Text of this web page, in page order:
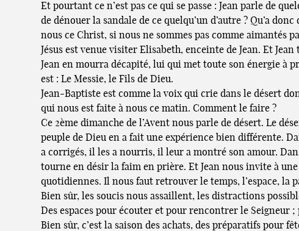
Et pourtant ce n’est pas ce qui se passe : Jean parle de
de dénouer la sandale de ce quelqu’un d’autre ? Qu’a
nous ce Christ, si nous ne sommes pas comme aimantés
Jésus est venue visiter Elisabeth, enceinte de Jean. Et
Jean en mourra décapité, lui qui met toute son énergie à
est : Le Messie, le Fils de Dieu.
Jean-Baptiste est comme la voix qui crie dans le désert
qui nous est faite à nous ce matin. Comment le faire ?
Ce 2ème dimanche de l’Avent nous parle de désert. Le
peuple de Dieu en a fait une expérience bien différente.
a corrigés, il les a nourris, il leur a montré son amour.
tourne en désir la faim en prière. Et Jean nous invite à
quotidiennes. Il nous faut retrouver le temps, l’espace, la
Bien sûr, les soucis nous assaillent, les distractions
Des espaces pour écouter et pour rencontrer le
Bien sûr, c’est la saison des achats, des préparatifs pour